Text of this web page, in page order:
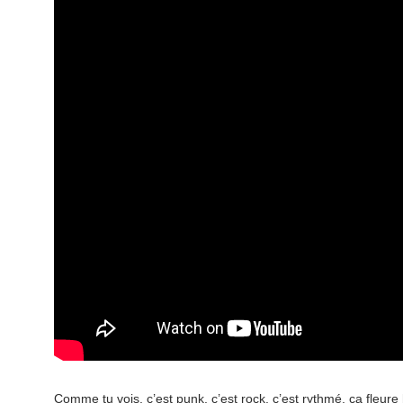
Comme tu vois, c’est punk, c’est rock, c’est rythmé, ça